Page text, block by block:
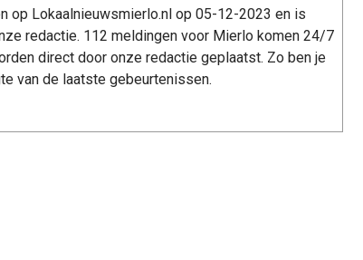
op Lokaalnieuwsmierlo.nl op 05-12-2023 en is
redactie. 112 meldingen voor Mierlo komen 24/7
direct door onze redactie geplaatst. Zo ben je
van de laatste gebeurtenissen.